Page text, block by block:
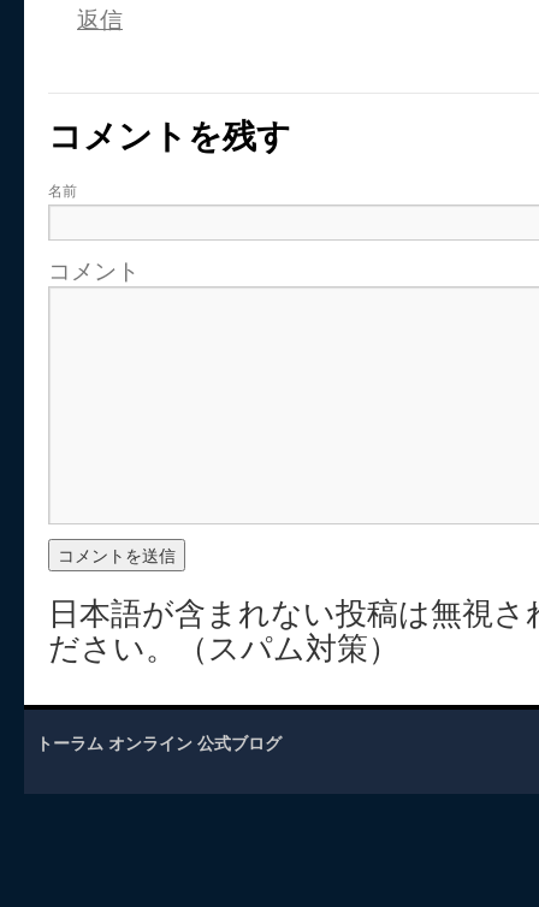
返信
コメントを残す
名前
コメント
日本語が含まれない投稿は無視
ださい。（スパム対策）
トーラム オンライン 公式ブログ